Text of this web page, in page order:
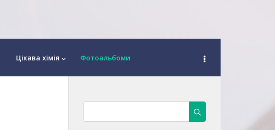
Цікава хімія keyboard_arrow_down Фотоальбоми